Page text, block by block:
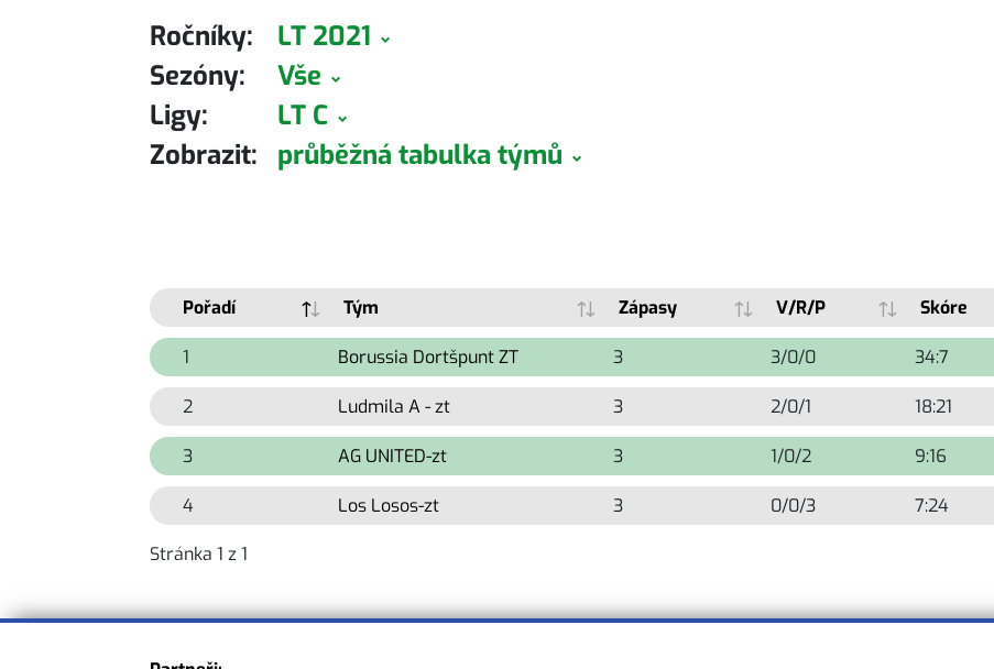
LT 2021
Ročníky:
Vše
Sezóny:
LT C
Ligy:
průběžná tabulka týmů
Zobrazit:
Pořadí Tým Zápasy V/R/P Skóre
1 Borussia Dortšpunt ZT 3 3/0/0 34:7
2 Ludmila A - zt 3 2/0/1 18:21
3 AG UNITED-zt 3 1/0/2 9:16
4 Los Losos-zt 3 0/0/3 7:24
Stránka 1 z 1